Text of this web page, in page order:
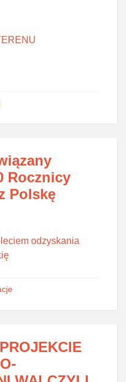
Rocznicy
Polskę
odzyskania